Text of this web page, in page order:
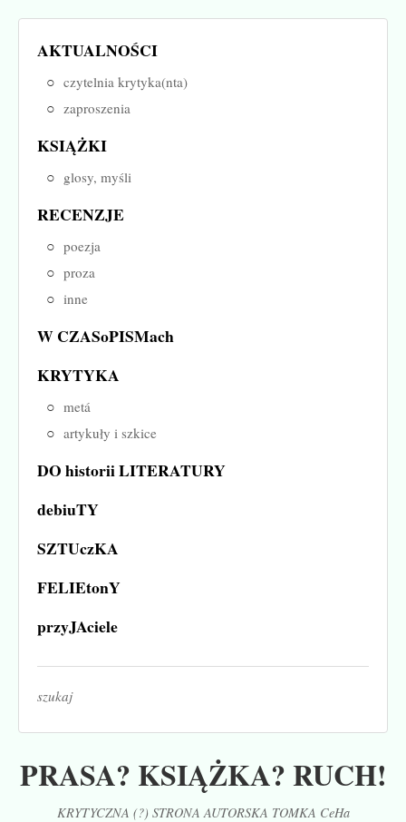
PRASA? KSIĄŻKA? RUCH!
KRYTYCZNA (?) STRONA AUTORSKA TOMKA CeHa
AKTUALNOŚCI
czytelnia krytyka(nta)
zaproszenia
KSIĄŻKI
glosy, myśli
RECENZJE
poezja
proza
inne
W CZASoPISMach
KRYTYKA
metá
artykuły i szkice
DO historii LITERATURY
debiuTY
SZTUczKA
FELIEtonY
przyJAciele
szukaj